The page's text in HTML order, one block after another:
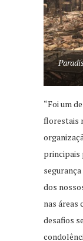
“Foi um
florestais
principais
dos
nas áreas
desafios